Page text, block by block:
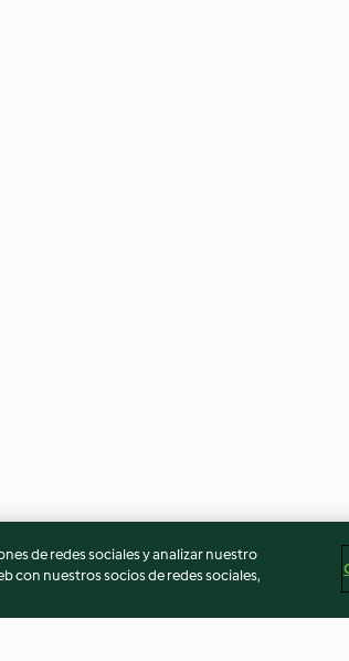
de redes sociales y analizar nuestro
con nuestros socios de redes sociales,